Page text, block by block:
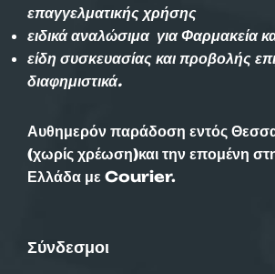
επαγγελματικής χρήσης
ειδικά αναλώσιμα για Φαρμακεία
είδη συσκευασίας και προβολής
διαφημιστικά.
Αυθημερόν παράδοση εντός
(χωρίς χρέωση)και την επομένη
Ελλάδα με Courier.
Σύνδεσμοι